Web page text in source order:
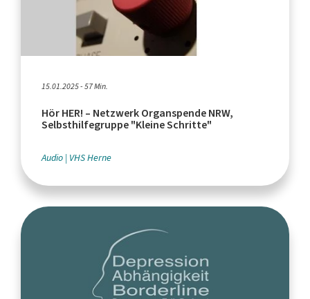
15.01.2025 - 57 Min.
Hör HER! – Netzwerk Organspende NRW,
Selbsthilfegruppe "Kleine Schritte"
Audio VHS Herne